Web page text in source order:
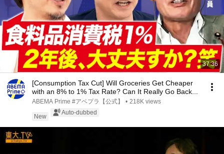
37:36
[Consumption Tax Cut] Will Groceries Get Cheaper
with an 8% to 1% Tax Rate? Can It Really Go Back...
ABEMA Prime #アベプラ【公式】 • 218K views
New
Auto-dubbed